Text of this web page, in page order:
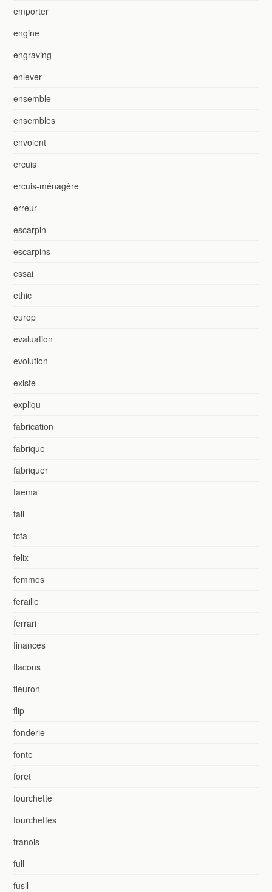
emporter
engine
engraving
enlever
ensemble
ensembles
envoient
ercuis
ercuis-ménagère
erreur
escarpin
escarpins
essai
ethic
europ
evaluation
evolution
existe
expliqu
fabrication
fabrique
fabriquer
faema
fall
fcfa
felix
femmes
feraille
ferrari
finances
flacons
fleuron
flip
fonderie
fonte
foret
fourchette
fourchettes
franois
full
fusil